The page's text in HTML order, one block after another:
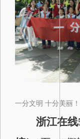
一分文明 十分美丽！
浙江在线